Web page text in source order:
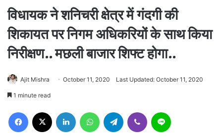
विधायक ने शनिचरी क्षेत्र में गंदगी की
शिकायत पर निगम अधिकरियों के साथ किया
निरीक्षण.. मछली बाजार शिफ्ट होगा..
Ajit Mishra October 11, 2020 Last Updated: October 11, 2020
1 minute read
Facebook LinkedIn WhatsAppTelegram Viber